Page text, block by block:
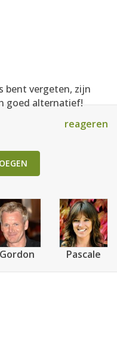
bent vergeten, zijn
goed alternatief!
reageren
Gordon Pascale